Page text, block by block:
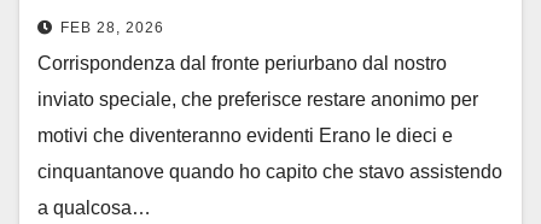
FEB 28, 2026
Corrispondenza dal fronte periurbano dal nostro
inviato speciale, che preferisce restare anonimo per
motivi che diventeranno evidenti Erano le dieci e
cinquantanove quando ho capito che stavo assistendo
a qualcosa…